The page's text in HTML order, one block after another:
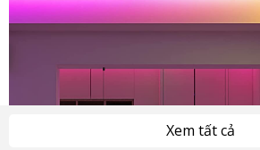
Xem tất cả